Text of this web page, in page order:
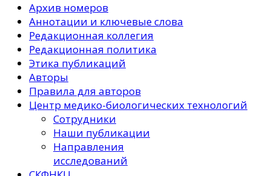
Архив номеров
Аннотации и ключевые слова
Редакционная коллегия
Редакционная политика
Этика публикаций
Авторы
Правила для авторов
Центр медико-биологических технологий
Сотрудники
Наши публикации
Направления
исследований